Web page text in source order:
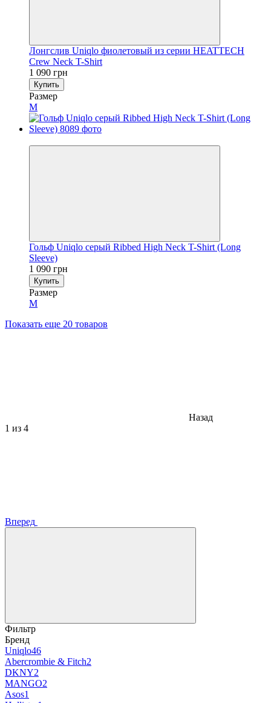
Лонгслив Uniqlo фиолетовый из серии HEATTECH
Crew Neck T-Shirt
1 090 грн
Купить
Размер
M
Гольф Uniqlo серый Ribbed High Neck T-Shirt (Long
Sleeve)
1 090 грн
Купить
Размер
M
Показать еще 20 товаров
Назад
1 из 4
Вперед
Фильтр
Бренд
Uniqlo46
Abercrombie & Fitch2
DKNY2
MANGO2
Asos1